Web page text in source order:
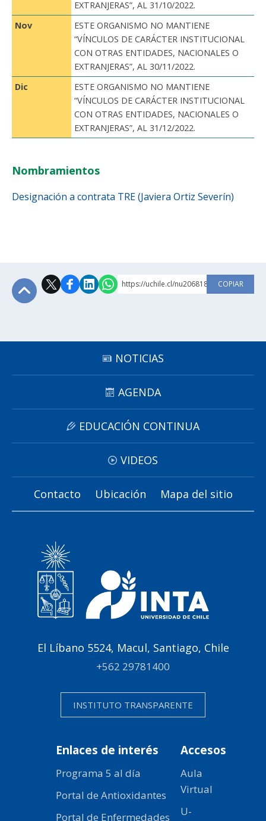
EXTRANJERAS”, AL 31/10/2022.
Nov
ESTE ORGANISMO NO MANTIENE
“VÍNCULOS DE CARÁCTER INSTITUCIONAL
CON OTRAS ENTIDADES, NACIONALES O
EXTRANJERAS”, AL 30/11/2022.
Dic
ESTE ORGANISMO NO MANTIENE
“VÍNCULOS DE CARÁCTER INSTITUCIONAL
CON OTRAS ENTIDADES, NACIONALES O
EXTRANJERAS”, AL 31/12/2022.
Nombramientos
Designación a contrata TRE (Javiera Ortiz Severín)
https://uchile.cl/nu206818 COPIAR
NOTICIAS
AGENDA
EDUCACIÓN CONTINUA
VIDEOS
Contacto Ubicación Mapa del sitio
El Líbano 5524, Macul, Santiago, Chile
+562 29781400
INSTITUTO TRANSPARENTE
Enlaces de interés
Programa 5 al día
Portal de Antioxidantes
Portal de Enfermedades
Accesos
Aula
Virtual
U-